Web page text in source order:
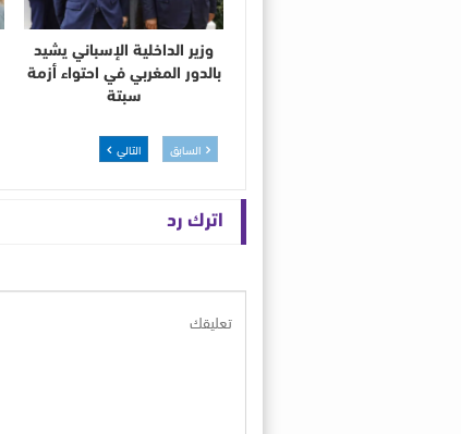
وزير الداخلية الإسباني يشيد
بالدور المغربي في احتواء أزمة
سبتة
السابق التالي
اترك رد